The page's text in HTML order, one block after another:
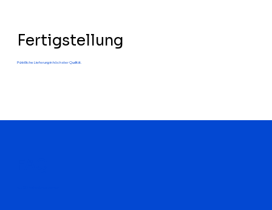
Fertigstellung
Pünktliche Lieferung in höchster Qualität.